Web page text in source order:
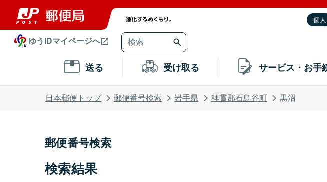
個人
ゆうIDマイページへ
送る 受け取る サービス・お手
日本郵便トップ 郵便番号検索 岩手県 稗貫郡石鳥谷町 黒沼
郵便番号検索
検索結果